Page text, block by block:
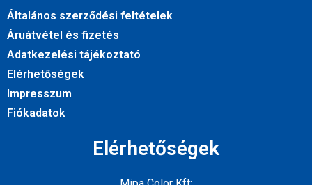
Általános szerződési feltételek
Áruátvétel és fizetés
Adatkezelési tájékoztató
Elérhetőségek
Impresszum
Fiókadatok
Elérhetőségek